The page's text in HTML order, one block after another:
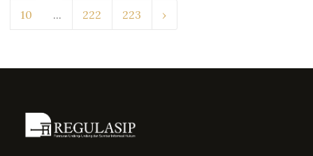
10 ... 222 223 ›